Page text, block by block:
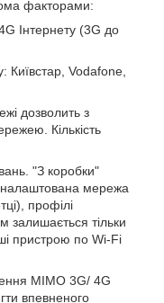
факторами:
Інтернету (3G до
Київстар, Vodafone,
дозволить з
Кількість
"З коробки"
налаштована мережа
профілі
залишається тільки
пристрою по Wi-Fi
MIMO 3G/ 4G
впевненого